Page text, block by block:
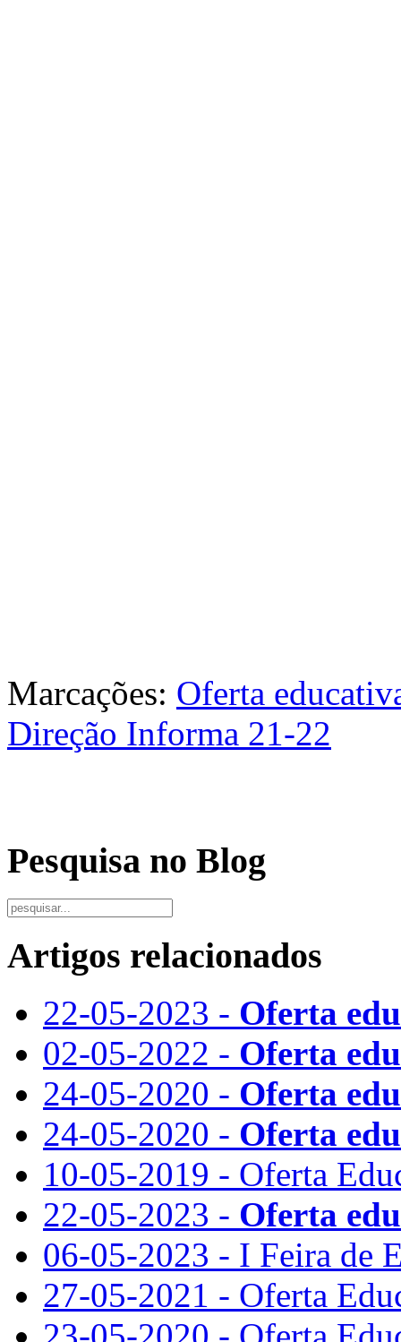
Marcações: Oferta
Direção Informa 21-22
Pesquisa no Blog
Artigos relacionados
22-05-2023 - Oferta
02-05-2022 - Oferta
24-05-2020 - Oferta
24-05-2020 - Oferta
10-05-2019 - Oferta
22-05-2023 - Oferta
06-05-2023 - I Feira de
27-05-2021 - Oferta